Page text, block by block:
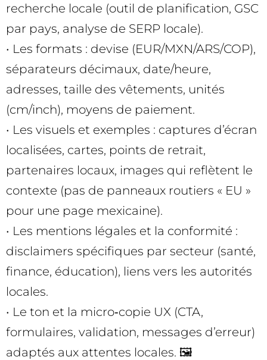
recherche locale (outil de planification, GSC
par pays, analyse de SERP locale).
• Les formats : devise (EUR/MXN/ARS/COP),
séparateurs décimaux, date/heure,
adresses, taille des vêtements, unités
(cm/inch), moyens de paiement.
• Les visuels et exemples : captures d’écran
localisées, cartes, points de retrait,
partenaires locaux, images qui reflètent le
contexte (pas de panneaux routiers « EU »
pour une page mexicaine).
• Les mentions légales et la conformité :
disclaimers spécifiques par secteur (santé,
finance, éducation), liens vers les autorités
locales.
• Le ton et la micro‑copie UX (CTA,
formulaires, validation, messages d’erreur)
adaptés aux attentes locales. 🖼️